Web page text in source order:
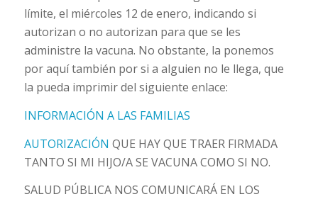
límite, el miércoles 12 de enero, indicando si
autorizan o no autorizan para que se les
administre la vacuna. No obstante, la ponemos
por aquí también por si a alguien no le llega, que
la pueda imprimir del siguiente enlace:
INFORMACIÓN A LAS FAMILIAS
AUTORIZACIÓN QUE HAY QUE TRAER FIRMADA
TANTO SI MI HIJO/A SE VACUNA COMO SI NO.
SALUD PÚBLICA NOS COMUNICARÁ EN LOS